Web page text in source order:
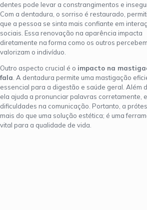
dentes pode levar a constrangimentos e
Com a dentadura, o sorriso é restaurado,
que a pessoa se sinta mais confiante em
sociais. Essa renovação na aparência impacta
diretamente na forma como os outros
valorizam o indivíduo.
Outro aspecto crucial é o impacto na
fala . A dentadura permite uma mastigação
essencial para a digestão e saúde geral. Além
ela ajuda a pronunciar palavras corretamente,
dificuldades na comunicação. Portanto, a
mais do que uma solução estética; é uma
vital para a qualidade de vida.